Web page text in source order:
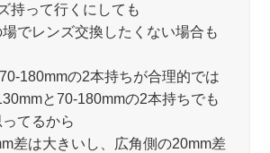
持って行くにしても
でレンズ交換したくない場合も
180mmの2本持ちが合理的では
と70-180mmの2本持ちでも
てるから
差は大きいし、広角側の20mm差